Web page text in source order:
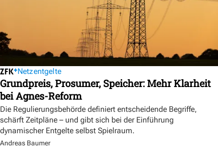
Netzentgelte
Grundpreis, Prosumer, Speicher: Mehr Klarheit
bei Agnes-Reform
Die Regulierungsbehörde definiert entscheidende Begriffe,
schärft Zeitpläne – und gibt sich bei der Einführung
dynamischer Entgelte selbst Spielraum.
Andreas Baumer